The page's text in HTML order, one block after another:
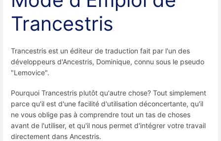
Trancestris
Trancestris est un éditeur de traduction fait par l'un des
développeurs d'Ancestris, Dominique, connu sous le pseudo
"Lemovice".
Pourquoi Trancestris plutôt qu'autre chose? Tout simplement
parce qu'il est d'une facilité d'utilisation déconcertante, qu'il
ne vous oblige pas à comprendre tout un tas de choses
avant de l'utiliser, et qu'il nous permet d'intégrer votre travail
directement dans Ancestris.